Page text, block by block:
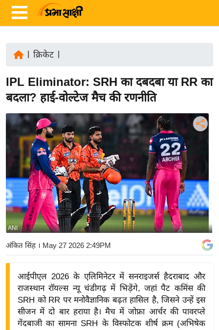
ज़ा
ख
र
य
अं
त
र्रा
ष्ट्री
य
बि
ज़
द्यो
क्रिकेट|
IPL Eliminator: SRH का दबदबा या RR का
बदला? हाई-वोल्टेज मैच की रणनीति
ANI
अंकित सिंह। May 27 2026 2:49PM
आईपीएल 2026 के एलिमिनेटर में सनराइजर्स हैदराबाद और
राजस्थान रॉयल्स न्यू चंडीगढ़ में भिड़ेंगे, जहां पैट कमिंस की
SRH को RR पर मनोवैज्ञानिक बढ़त हासिल है, जिसने उन्हें इस
सीजन में दो बार हराया है। मैच में जोफ्रा आर्चर की पावरप्ले
गेंदबाजी का सामना SRH के विस्फोटक शीर्ष क्रम (अभिषेक